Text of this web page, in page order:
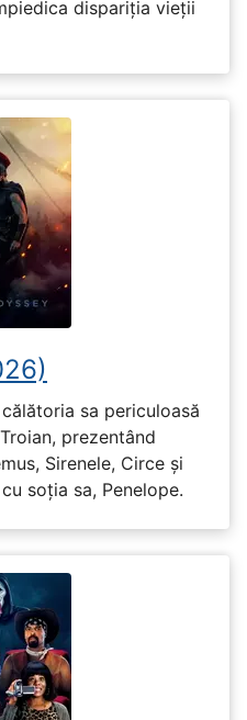
dispariția vieții
sa periculoasă
prezentând
Sirenele, Circe și
soția sa, Penelope.